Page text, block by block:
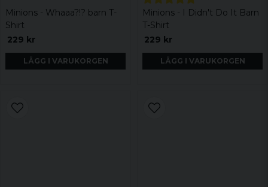
Minions - Whaaa?!? barn T-
Shirt
229 kr
LÄGG I VARUKORGEN
Minions - I Didn't Do It Barn
T-Shirt
229 kr
LÄGG I VARUKORGEN